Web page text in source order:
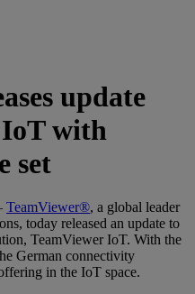
update
with
set
TeamViewer®, a global leader
today released an update to
TeamViewer IoT. With the
German connectivity
in the IoT space.